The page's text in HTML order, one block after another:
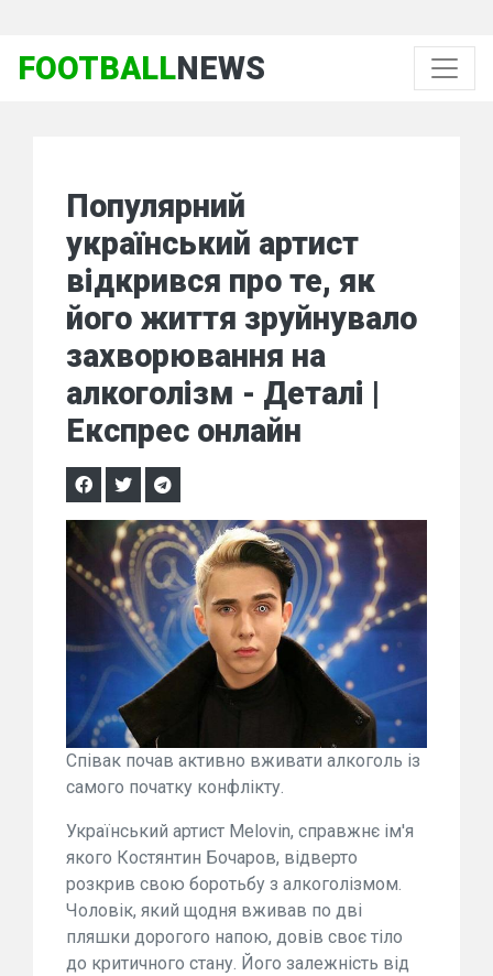
FOOTBALLNEWS
Популярний
український артист
відкрився про те, як
його життя зруйнувало
захворювання на
алкоголізм - Деталі |
Експрес онлайн
Співак почав активно вживати алкоголь із
самого початку конфлікту.
Український артист Melovin, справжнє ім'я
якого Костянтин Бочаров, відверто
розкрив свою боротьбу з алкоголізмом.
Чоловік, який щодня вживав по дві
пляшки дорогого напою, довів своє тіло
до критичного стану. Його залежність від